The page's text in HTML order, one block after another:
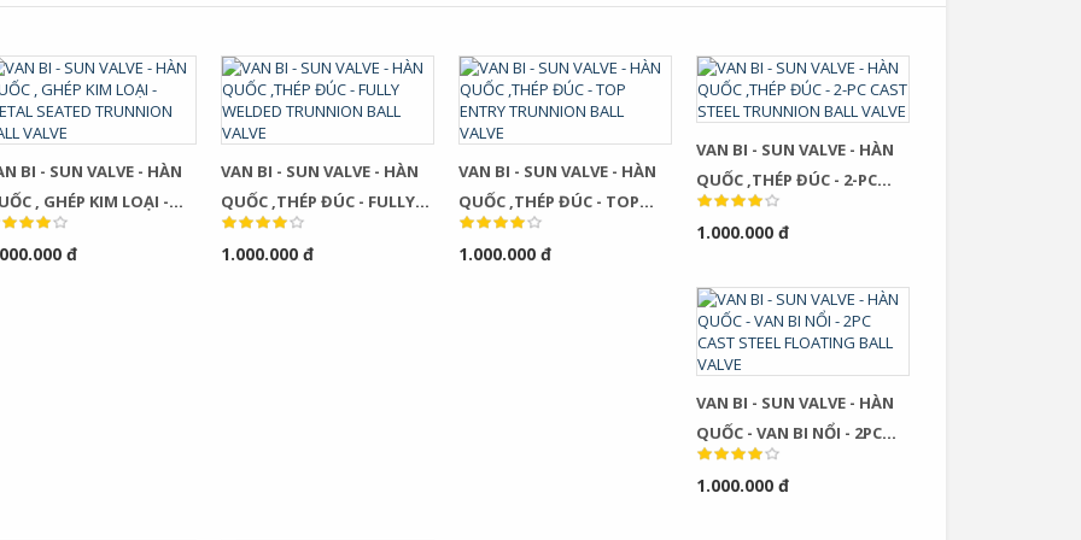
BI - SUN VALVE - HÀN
, GHÉP KIM LOẠI -
SEATED TRUNNION
VALVEđ
VAN BI - SUN VALVE - HÀN
QUỐC ,THÉP ĐÚC - FULLY
WELDED TRUNNION BALL
VALVE
1.000.000 đ
VAN BI - SUN VALVE - HÀN
QUỐC ,THÉP ĐÚC - TOP
ENTRY TRUNNION BALL
VALVE
1.000.000 đ
VAN BI - SUN VALVE - HÀN
QUỐC ,THÉP ĐÚC - 2-PC
CAST STEEL TRUNNION BALL
VALVE
1.000.000 đ
VAN BI - SUN VALVE - HÀN
QUỐC - VAN BI NỔI - 2PC
CAST STEEL FLOATING BALL
VALVE
1.000.000 đ